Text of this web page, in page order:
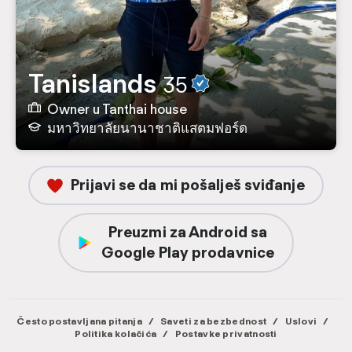
Tanislands 35
Owner u Tanthai house
มหาวิทยาลัยนานาชาติแสตมฟอร์ด
Prijavi se da mi pošalješ sviđanje
Preuzmi za Android sa
Google Play prodavnice
Često postavljana pitanja / Saveti za bezbednost / Uslovi
/
Politika kolačića / Postavke privatnosti